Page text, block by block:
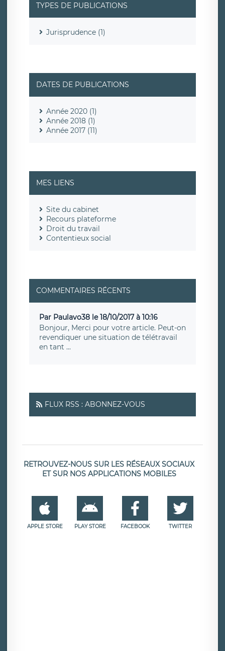
TYPES DE PUBLICATIONS
Jurisprudence (1)
DATES DE PUBLICATIONS
Année 2020 (1)
Année 2018 (1)
Année 2017 (11)
MES LIENS
Site du cabinet
Recours plateforme
Droit du travail
Contentieux social
COMMENTAIRES RÉCENTS
Par Paulavo38 le 18/10/2017 à 10:16
Bonjour, Merci pour votre article. Peut-on
revendiquer une situation de télétravail
en tant ...
FLUX RSS : ABONNEZ-VOUS
RETROUVEZ-NOUS SUR LES RÉSEAUX SOCIAUX
ET SUR NOS APPLICATIONS MOBILES
APPLE STORE PLAY STORE FACEBOOK TWITTER